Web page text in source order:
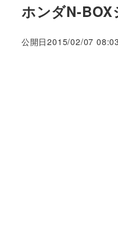
ホンダN-
公開日2015/02/07 08:03